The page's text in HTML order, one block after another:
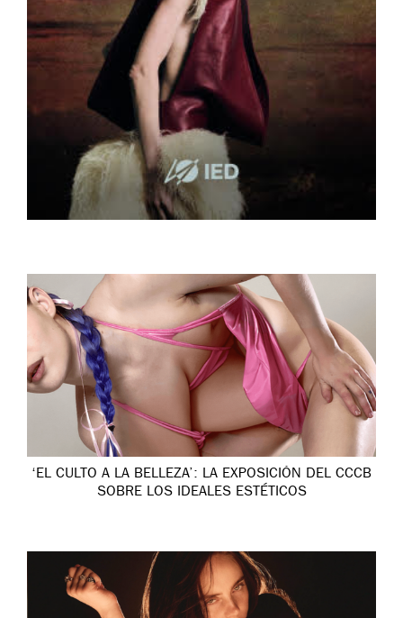
‘EL CULTO A LA BELLEZA’: LA EXPOSICIÓN DEL CCCB
SOBRE LOS IDEALES ESTÉTICOS